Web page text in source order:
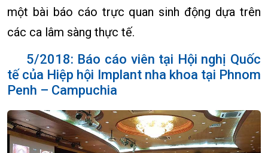
một bài báo cáo trực quan sinh động dựa trên
các ca lâm sàng thực tế.
5/2018: Báo cáo viên tại Hội nghị Quốc
tế của Hiệp hội Implant nha khoa tại Phnom
Penh – Campuchia